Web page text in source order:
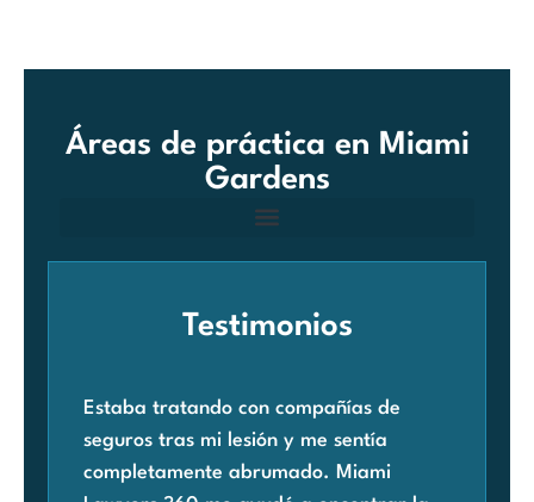
Áreas de práctica en Miami
Gardens
Testimonios
Estaba tratando con compañías de
seguros tras mi lesión y me sentía
completamente abrumado. Miami